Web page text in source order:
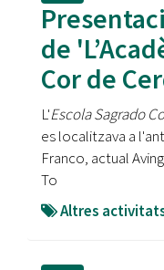
de
Cor de
L'Escola Sagrado
es localitzava a
Franco, actual
To
Altres